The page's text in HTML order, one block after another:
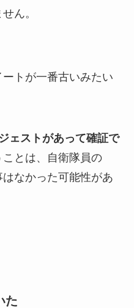
ん。
トが一番古いみたい
ェストがあって確証で
とは、
自衛隊員の
はなかった可能性があ
た